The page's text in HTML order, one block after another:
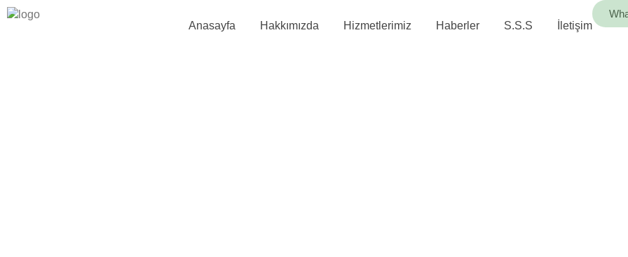
Anasayfa Hakkımızda Hizmetlerimiz Haberler S.S.S İletişim